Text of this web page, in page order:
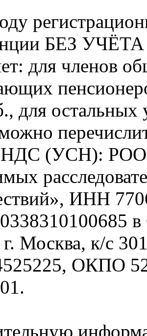
БЕЗ
для членов
для остальных
НДС (УСН):
ИНН
Москва, к/с
ОКПО